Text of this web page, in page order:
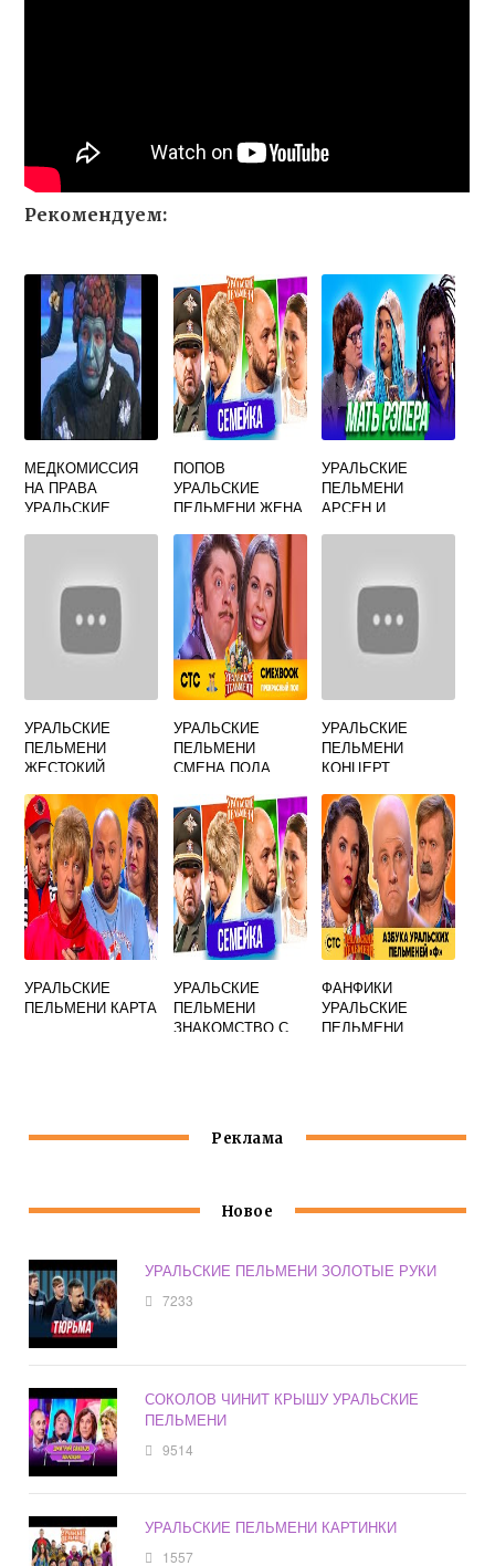
Рекомендуем:
МЕДКОМИССИЯ
НА ПРАВА
УРАЛЬСКИЕ
ПОПОВ
УРАЛЬСКИЕ
ПЕЛЬМЕНИ ЖЕНА
УРАЛЬСКИЕ
ПЕЛЬМЕНИ
АРСЕН И
УРАЛЬСКИЕ
ПЕЛЬМЕНИ
ЖЕСТОКИЙ
УРАЛЬСКИЕ
ПЕЛЬМЕНИ
СМЕНА ПОЛА
УРАЛЬСКИЕ
ПЕЛЬМЕНИ
КОНЦЕРТ
УРАЛЬСКИЕ
ПЕЛЬМЕНИ КАРТА
УРАЛЬСКИЕ
ПЕЛЬМЕНИ
ЗНАКОМСТВО С
ФАНФИКИ
УРАЛЬСКИЕ
ПЕЛЬМЕНИ
Реклама
Новое
УРАЛЬСКИЕ ПЕЛЬМЕНИ ЗОЛОТЫЕ РУКИ
7233
СОКОЛОВ ЧИНИТ КРЫШУ УРАЛЬСКИЕ
ПЕЛЬМЕНИ
9514
УРАЛЬСКИЕ ПЕЛЬМЕНИ КАРТИНКИ
1557